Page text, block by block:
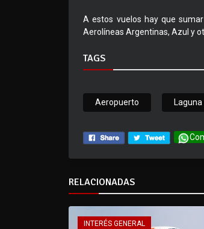
A estos vuelos hay que
Aerolíneas Argentinas, Azul y
TAGS
Aeropuerto
RELACIONADAS
INTERÉS GENERAL